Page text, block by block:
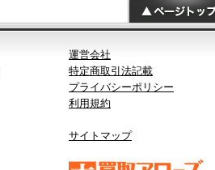
運営会社
特定商取引法記載
プライバシーポリシー
利用規約
サイトマップ